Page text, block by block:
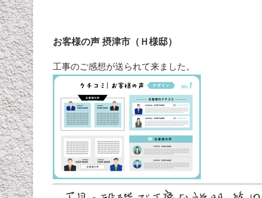
お客様の声 摂津市（Ｈ様邸）
工事のご感想が送られて来ました。